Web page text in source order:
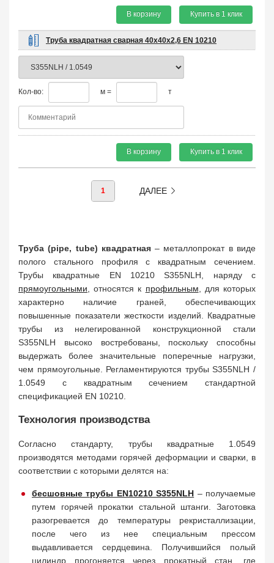
В корзину Купить в 1 клик
Труба квадратная сварная 40х40х2,6 EN 10210
Кол-во: м = т
В корзину Купить в 1 клик
1 ДАЛЕЕ
Труба (pipe, tube) квадратная– металлопрокат в виде
полого стального профиля с квадратным сечением.
Трубы квадратные EN 10210 S355NLH, наряду с
прямоугольными , относятся к профильным , для которых
характерно наличие граней, обеспечивающих
повышенные показатели жесткости изделий. Квадратные
трубы из нелегированной конструкционной стали
S355NLH высоко востребованы, поскольку способны
выдержать более значительные поперечные нагрузки,
чем прямоугольные. Регламентируются трубы S355NLH /
1.0549 с квадратным сечением стандартной
спецификацией EN 10210.
Технология производства
Согласно стандарту, трубы квадратные 1.0549
производятся методами горячей деформации и сварки, в
соответствии с которыми делятся на:
бесшовные трубы EN10210 S355NLH – получаемые
путем горячей прокатки стальной штанги. Заготовка
разогревается до температуры рекристаллизации,
после чего из нее специальным прессом
выдавливается сердцевина. Получившийся полый
цилиндр прогоняется через прокатный стан, где